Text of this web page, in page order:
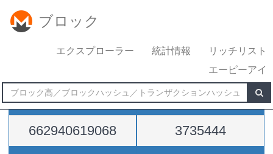
ブロック
エクスプローラー 統計情報
リッチリスト
エーピーアイ
難易度
662940619068
高さ
3735444